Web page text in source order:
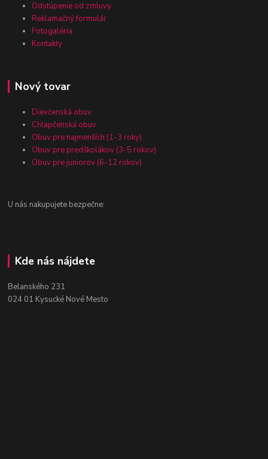
Odstúpenie od zmluvy
Reklamačný formulár
Fotogaléria
Kontakty
Nový tovar
Dievčenská obuv
Chlapčenská obuv
Obuv pre najmenších (1-3 roky)
Obuv pre predškolákov (3-5 rokov)
Obuv pre juniorov (6-12 rokov)
U nás nakupujete bezpečne:
Kde nás nájdete
Belanského 231
024 01 Kysucké Nové Mesto